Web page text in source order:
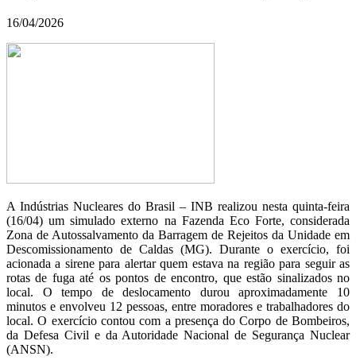
16/04/2026
A Indústrias Nucleares do Brasil – INB realizou nesta quinta-feira
(16/04) um simulado externo na Fazenda Eco Forte, considerada
Zona de Autossalvamento da Barragem de Rejeitos da Unidade em
Descomissionamento de Caldas (MG). Durante o exercício, foi
acionada a sirene para alertar quem estava na região para seguir as
rotas de fuga até os pontos de encontro, que estão sinalizados no
local. O tempo de deslocamento durou aproximadamente 10
minutos e envolveu 12 pessoas, entre moradores e trabalhadores do
local. O exercício contou com a presença do Corpo de Bombeiros,
da Defesa Civil e da Autoridade Nacional de Segurança Nuclear
(ANSN).